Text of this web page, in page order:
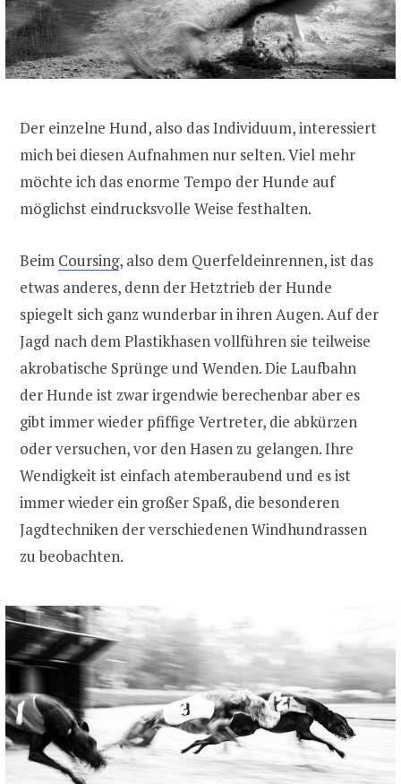
Der einzelne Hund, also das Individuum, interessiert
mich bei diesen Aufnahmen nur selten. Viel mehr
möchte ich das enorme Tempo der Hunde auf
möglichst eindrucksvolle Weise festhalten.
Beim Coursing, also dem Querfeldeinrennen, ist das
etwas anderes, denn der Hetztrieb der Hunde
spiegelt sich ganz wunderbar in ihren Augen. Auf der
Jagd nach dem Plastikhasen vollführen sie teilweise
akrobatische Sprünge und Wenden. Die Laufbahn
der Hunde ist zwar irgendwie berechenbar aber es
gibt immer wieder pfiffige Vertreter, die abkürzen
oder versuchen, vor den Hasen zu gelangen. Ihre
Wendigkeit ist einfach atemberaubend und es ist
immer wieder ein großer Spaß, die besonderen
Jagdtechniken der verschiedenen Windhundrassen
zu beobachten.